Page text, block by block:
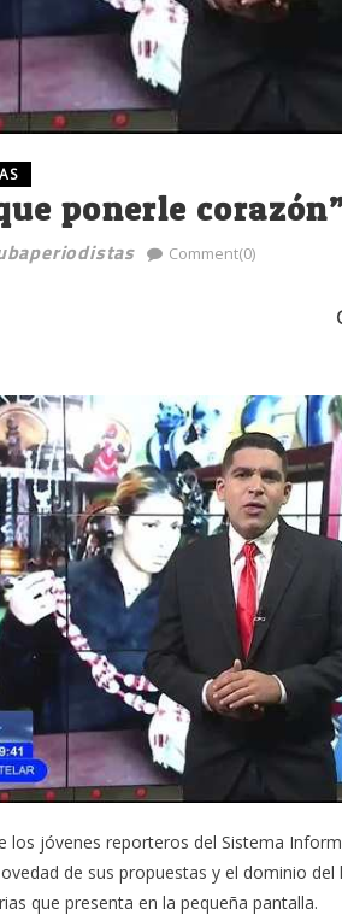
ponerle
Comment(0)
los jóvenes reporteros del Sistema
de sus propuestas y el dominio
que presenta en la pequeña pantalla.